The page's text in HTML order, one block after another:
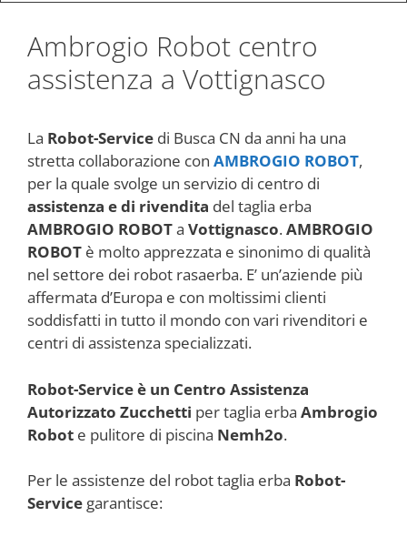
Ambrogio Robot centro
assistenza a Vottignasco
La Robot-Service di Busca CN da anni ha una
stretta collaborazione con AMBROGIO ROBOT,
per la quale svolge un servizio di centro di
assistenza e di rivendita del taglia erba
AMBROGIO ROBOTa Vottignasco.AMBROGIO
ROBOT è molto apprezzata e sinonimo di qualità
nel settore dei robot rasaerba. E’ un’aziende più
affermata d’Europa e con moltissimi clienti
soddisfatti in tutto il mondo con vari rivenditori e
centri di assistenza specializzati.
Robot-Service è un Centro Assistenza
Autorizzato Zucchetti per taglia erba Ambrogio
Robot e pulitore di piscina Nemh2o.
Per le assistenze del robot taglia erba Robot-
Service garantisce: